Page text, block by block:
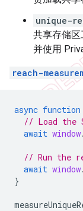
unique-
共享存储
并使用
reach-
async function
// Load the
await window.
// Run the
await window.
}